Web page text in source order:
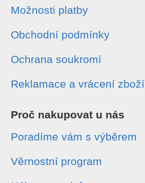
Možnosti platby
Obchodní podmínky
Ochrana soukromí
Reklamace a vrácení zboží
Proč nakupovat u nás
Poradíme vám s výběrem
Věrnostní program